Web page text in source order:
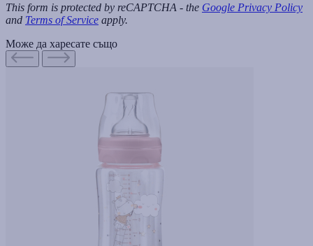
This form is protected by reCAPTCHA - the Google Privacy Policy
and Terms of Service apply.
Може да харесате също